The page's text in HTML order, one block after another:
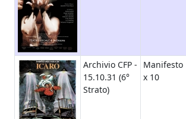
Archivio CFP -
15.10.31 (6°
Strato)
Manifesto
x 10